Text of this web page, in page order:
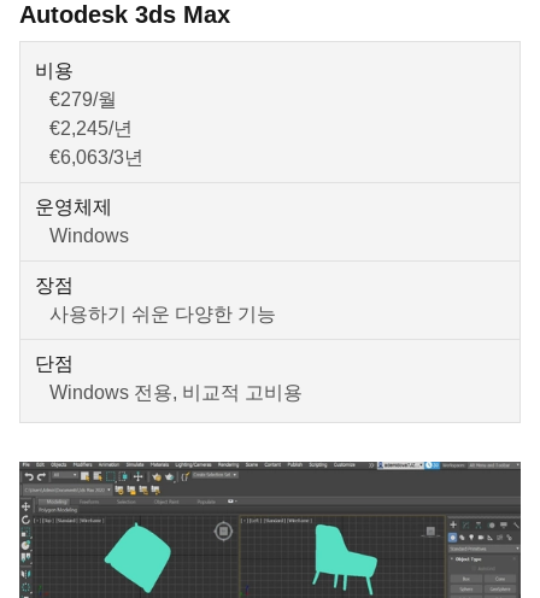
Autodesk 3ds Max
비용
€279/월
€2,245/년
€6,063/3년
운영체제
Windows
장점
사용하기 쉬운 다양한 기능
단점
Windows 전용, 비교적 고비용